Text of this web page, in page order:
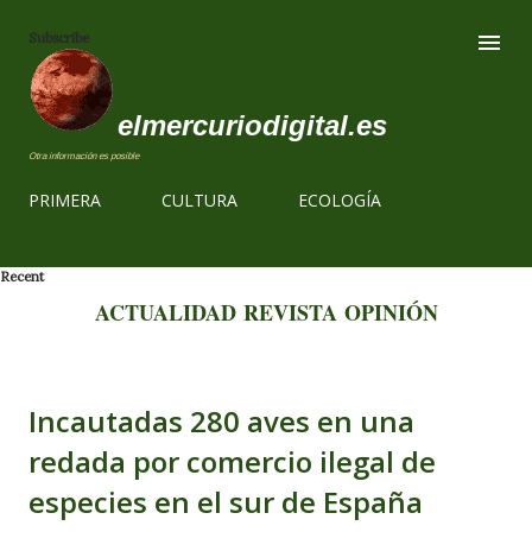
Subscribe
elmercuriodigital.es
Otra información es posible
PRIMERA CULTURA ECOLOGÍA
Recent
ACTUALIDAD REVISTA OPINIÓN
Incautadas 280 aves en una
redada por comercio ilegal de
especies en el sur de España